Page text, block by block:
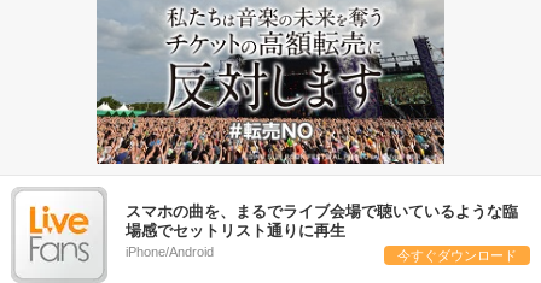
スマホの曲を、まるでライブ会場で聴いているような臨
場感でセットリスト通りに再生
iPhone/Android 今すぐダウンロード